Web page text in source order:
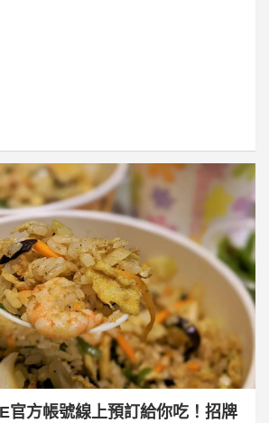
官方帳號線上預訂給你吃！招牌